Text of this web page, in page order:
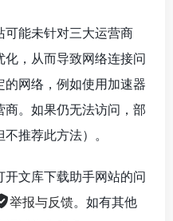
可能未针对三大运营商
化，从而导致网络连接问
网络，例如使用加速器
。如果仍无法访问，部
推荐此方法）。
文库下载助手网站的问
举报与反馈。如有其他